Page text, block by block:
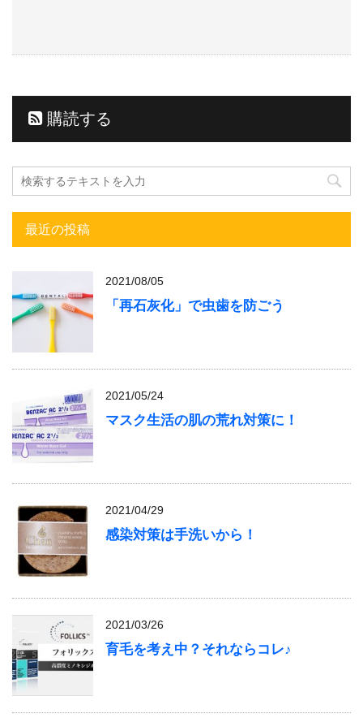
購読する
最近の投稿
2021/08/05
「再石灰化」で虫歯を防ごう
2021/05/24
マスク生活の肌の荒れ対策に！
2021/04/29
感染対策は手洗いから！
2021/03/26
育毛を考え中？それならコレ♪